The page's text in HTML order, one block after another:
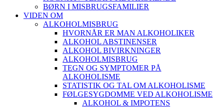
BØRN I MISBRUGSFAMILIER
VIDEN OM
ALKOHOLMISBRUG
HVORNÅR ER MAN ALKOHOLIKER
ALKOHOL ABSTINENSER
ALKOHOL BIVIRKNINGER
ALKOHOLMISBRUG
TEGN OG SYMPTOMER PÅ
ALKOHOLISME
STATISTIK OG TAL OM ALKOHOLISME
FØLGESYGDOMME VED ALKOHOLISME
ALKOHOL & IMPOTENS